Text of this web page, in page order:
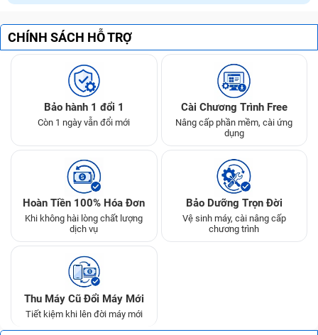
CHÍNH SÁCH HỖ TRỢ
Bảo hành 1 đổi 1
Còn 1 ngày vẫn đổi mới
Cài Chương Trình Free
Nâng cấp phần mềm, cài ứng
dụng
Hoàn Tiền 100% Hóa Đơn
Khi không hài lòng chất lượng
dịch vụ
Bảo Dưỡng Trọn Đời
Vệ sinh máy, cài nâng cấp
chương trình
Thu Máy Cũ Đổi Máy Mới
Tiết kiệm khi lên đời máy mới